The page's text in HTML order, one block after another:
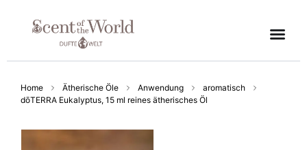
Home Ätherische Öle Anwendung
aromatisch
dōTERRA Eukalyptus, 15 ml reines ätherisches Öl